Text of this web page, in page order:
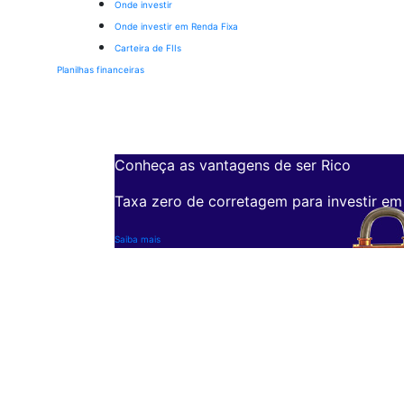
Onde investir
Onde investir em Renda Fixa
Carteira de FIIs
Planilhas financeiras
Conheça as vantagens de ser Rico
Taxa zero de corretagem para investir
Saiba mais